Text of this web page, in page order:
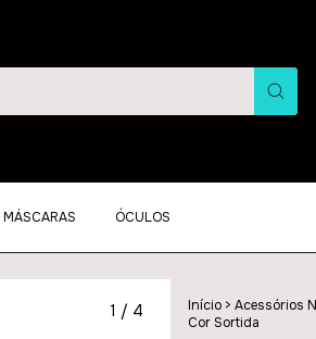
MÁSCARAS ÓCULOS
1 / 4 Início > Acessórios
Cor Sortida